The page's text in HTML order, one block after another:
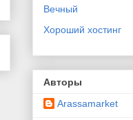
Вечный
Хороший хостинг
Авторы
Arassamarket